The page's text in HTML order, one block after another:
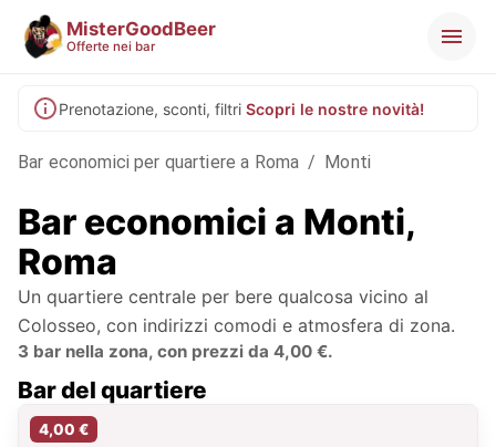
MisterGoodBeer
Offerte nei bar
Prenotazione, sconti, filtri Scopri le nostre novità!
Bar economici per quartiere a Roma / Monti
Bar economici a Monti,
Roma
Un quartiere centrale per bere qualcosa vicino al
Colosseo, con indirizzi comodi e atmosfera di zona.
3 bar nella zona, con prezzi da 4,00 €.
Bar del quartiere
4,00 €